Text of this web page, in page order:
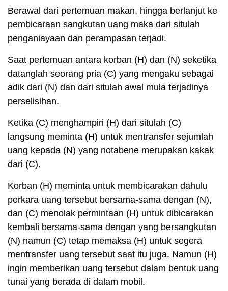
Berawal dari pertemuan makan, hingga berlanjut ke
pembicaraan sangkutan uang maka dari situlah
penganiayaan dan perampasan terjadi.
Saat pertemuan antara korban (H) dan (N) seketika
datanglah seorang pria (C) yang mengaku sebagai
adik dari (N) dan dari situlah awal mula terjadinya
perselisihan.
Ketika (C) menghampiri (H) dari situlah (C)
langsung meminta (H) untuk mentransfer sejumlah
uang kepada (N) yang notabene merupakan kakak
dari (C).
Korban (H) meminta untuk membicarakan dahulu
perkara uang tersebut bersama-sama dengan (N),
dan (C) menolak permintaan (H) untuk dibicarakan
kembali bersama-sama dengan yang bersangkutan
(N) namun (C) tetap memaksa (H) untuk segera
mentransfer uang tersebut saat itu juga. Namun (H)
ingin memberikan uang tersebut dalam bentuk uang
tunai yang berada di dalam mobil.